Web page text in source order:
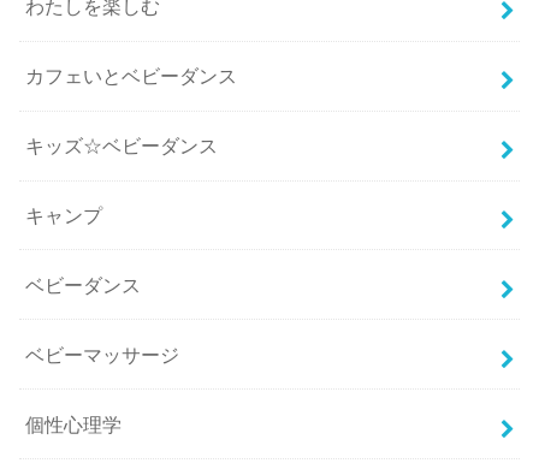
わたしを楽しむ
カフェいとベビーダンス
キッズ☆ベビーダンス
キャンプ
ベビーダンス
ベビーマッサージ
個性心理学